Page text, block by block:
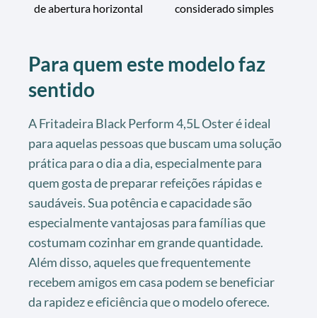
de abertura horizontal
considerado simples
Para quem este modelo faz
sentido
A Fritadeira Black Perform 4,5L Oster é ideal
para aquelas pessoas que buscam uma solução
prática para o dia a dia, especialmente para
quem gosta de preparar refeições rápidas e
saudáveis. Sua potência e capacidade são
especialmente vantajosas para famílias que
costumam cozinhar em grande quantidade.
Além disso, aqueles que frequentemente
recebem amigos em casa podem se beneficiar
da rapidez e eficiência que o modelo oferece.